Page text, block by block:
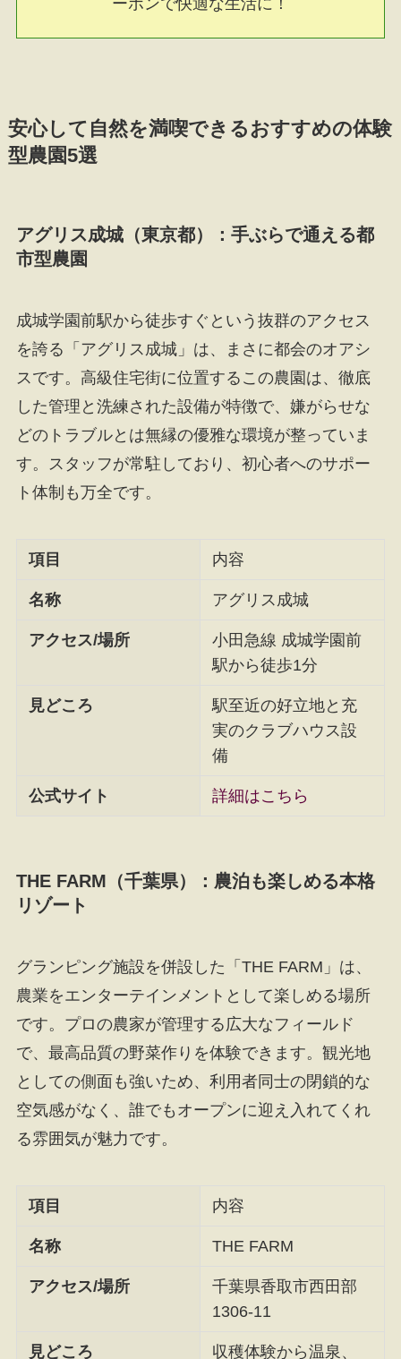
安心して自然を満喫できるおすすめの体験
型農園5選
アグリス成城（東京都）：手ぶらで通える都
市型農園
成城学園前駅から徒歩すぐという抜群のアクセス
を誇る「アグリス成城」は、まさに都会のオアシ
スです。高級住宅街に位置するこの農園は、徹底
した管理と洗練された設備が特徴で、嫌がらせな
どのトラブルとは無縁の優雅な環境が整っていま
す。スタッフが常駐しており、初心者へのサポー
ト体制も万全です。
項目 内容
名称 アグリス成城
アクセス/場所
小田急線 成城学園前
駅から徒歩1分
見どころ
駅至近の好立地と充
実のクラブハウス設
備
公式サイト 詳細はこちら
THE FARM（千葉県）：農泊も楽しめる本格
リゾート
グランピング施設を併設した「THE FARM」は、
農業をエンターテインメントとして楽しめる場所
です。プロの農家が管理する広大なフィールド
で、最高品質の野菜作りを体験できます。観光地
としての側面も強いため、利用者同士の閉鎖的な
空気感がなく、誰でもオープンに迎え入れてくれ
る雰囲気が魅力です。
項目 内容
名称 THE FARM
アクセス/場所
千葉県香取市西田部
1306-11
見どころ
収穫体験から温泉、